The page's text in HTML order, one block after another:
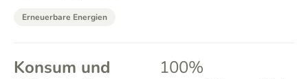
Erneuerbare Energien
Konsum und
100%